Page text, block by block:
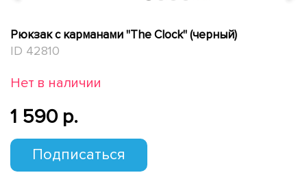
Рюкзак с карманами "The Clock" (черный)
ID 42810
Нет в наличии
1 590 p.
Подписаться